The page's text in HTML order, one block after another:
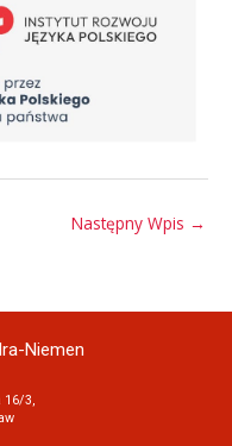
Następny Wpis →
Niemen
3,